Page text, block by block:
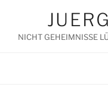
springenNICHT GEHEIMNISSE